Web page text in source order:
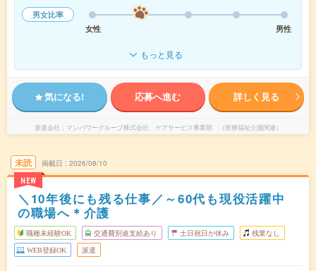
男女比率
女性
男性
もっと見る
気になる! 応募へ進む 詳しく見る
派遣会社 マンパワーグループ株式会社 ケアサービス事業部 （医療福祉介護関連）
未読
NEW
掲載日 2026/08/10
＼10年後にも残る仕事／～60代も現役活躍中
の職場へ＊介護
職種未経験OK 交通費別途支給あり 土日祝日が休み 残業なし
WEB登録OK 派遣